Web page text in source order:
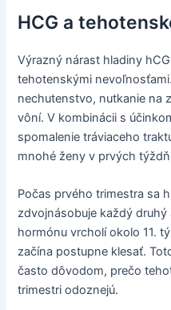
HCG a
Výrazný nárast hladiny
tehotenskými
nechutenstvo, nutkanie na
vôní. V kombinácii s
spomalenie tráviaceho
mnohé ženy v prvých
Počas prvého trimestra sa
zdvojnásobuje každý
hormónu vrcholí okolo 11.
začína postupne klesať.
často dôvodom, prečo
trimestri odoznejú.